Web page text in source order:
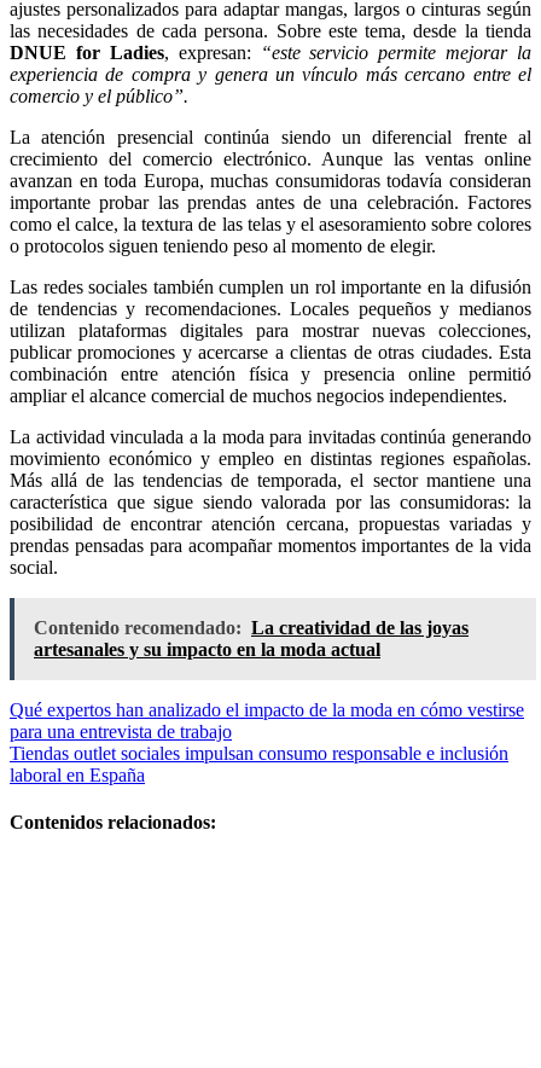
ajustes personalizados para adaptar mangas, largos o cinturas según
las necesidades de cada persona. Sobre este tema, desde la tienda
DNUE for Ladies, expresan:
“este servicio permite mejorar la
experiencia de compra y genera un vínculo más cercano entre el
comercio y el público”.
La atención presencial continúa siendo un diferencial frente al
crecimiento del comercio electrónico. Aunque las ventas online
avanzan en toda Europa, muchas consumidoras todavía consideran
importante probar las prendas antes de una celebración. Factores
como el calce, la textura de las telas y el asesoramiento sobre colores
o protocolos siguen teniendo peso al momento de elegir.
Las redes sociales también cumplen un rol importante en la difusión
de tendencias y recomendaciones. Locales pequeños y medianos
utilizan plataformas digitales para mostrar nuevas colecciones,
publicar promociones y acercarse a clientas de otras ciudades. Esta
combinación entre atención física y presencia online permitió
ampliar el alcance comercial de muchos negocios independientes.
La actividad vinculada a la moda para invitadas continúa generando
movimiento económico y empleo en distintas regiones españolas.
Más allá de las tendencias de temporada, el sector mantiene una
característica que sigue siendo valorada por las consumidoras: la
posibilidad de encontrar atención cercana, propuestas variadas y
prendas pensadas para acompañar momentos importantes de la vida
social.
Contenido recomendado: La creatividad de las joyas
artesanales y su impacto en la moda actual
Navegación
de
entradas
Qué expertos han analizado el impacto de la moda en cómo vestirse
para una entrevista de trabajo
Tiendas outlet sociales impulsan consumo responsable e inclusión
laboral en España
Contenidos relacionados: